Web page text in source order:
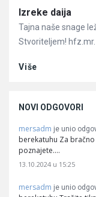
Članci
Izreke daija
Tajna naše snage
Stvoriteljem! hfz.mr.
Više
NOVI ODGOVORI
mersadm je unio
berekatuhu Za
poznajete.…
13.10.2024 u 15:25
mersadm je unio